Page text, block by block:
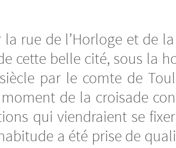
rue de l’Horloge et de
cette belle cité, sous la
par le comte de
de la croisade
qui viendraient se
a été prise de